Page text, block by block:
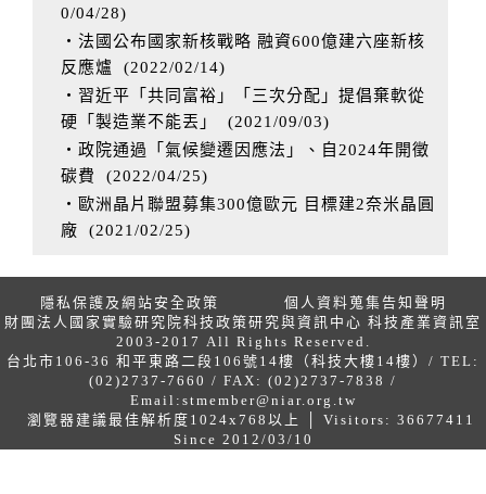
0/04/28)
‧法國公布國家新核戰略 融資600億建六座新核
反應爐
(2022/02/14)
‧習近平「共同富裕」「三次分配」提倡棄軟從
硬「製造業不能丟」
(2021/09/03)
‧政院通過「氣候變遷因應法」、自2024年開徵
碳費
(2022/04/25)
‧歐洲晶片聯盟募集300億歐元 目標建2奈米晶圓
廠 (2021/02/25)
隱私保護及網站安全政策
個人資料蒐集告知聲明
財團法人國家實驗研究院科技政策研究與資訊中心 科技產業資訊室
2003-2017 All Rights Reserved.
台北市106-36 和平東路二段106號14樓（科技大樓14樓）/ TEL:
(02)2737-7660 / FAX: (02)2737-7838 /
Email: stmember@niar.org.tw
瀏覽器建議最佳解析度1024x768以上 │ Visitors: 36677411
Since 2012/03/10